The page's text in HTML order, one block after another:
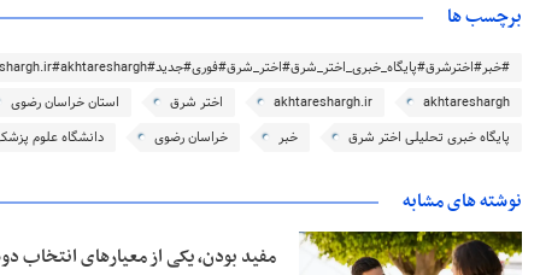
برچسب ها
#خبر#اخترشرق#پایگاه_خبری_اختر_شرق#اختر_شرق#فوری#جدید#akhtareshargh.ir#akhtareshargh#خراسان#خراسان_رضوی
akhtareshargh
akhtareshargh.ir اختر شرق
استان خراسان رضوی
پایگاه خبری تحلیلی اختر شرق
خبر خراسان رضوی دانشگاه علوم
نوشته های مشابه
مفید بودن، یکی از معیارهای